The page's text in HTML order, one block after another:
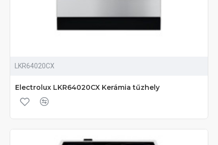
LKR64020CX
Electrolux LKR64020CX Kerámia tűzhely